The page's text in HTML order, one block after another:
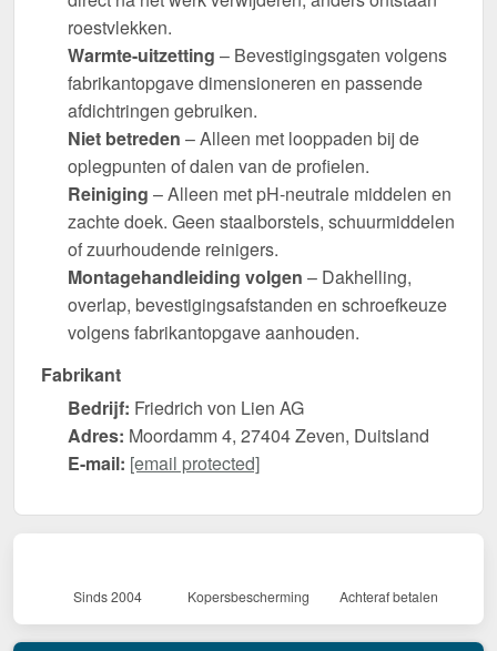
roestvlekken.
Warmte-uitzetting – Bevestigingsgaten volgens
fabrikantopgave dimensioneren en passende
afdichtringen gebruiken.
Niet betreden – Alleen met looppaden bij de
oplegpunten of dalen van de profielen.
Reiniging – Alleen met pH-neutrale middelen en
zachte doek. Geen staalborstels, schuurmiddelen
of zuurhoudende reinigers.
Montagehandleiding volgen – Dakhelling,
overlap, bevestigingsafstanden en schroefkeuze
volgens fabrikantopgave aanhouden.
Fabrikant
Bedrijf: Friedrich von Lien AG
Adres: Moordamm 4, 27404 Zeven, Duitsland
E-mail: [email protected]
Sinds 2004 Kopersbescherming Achteraf betalen